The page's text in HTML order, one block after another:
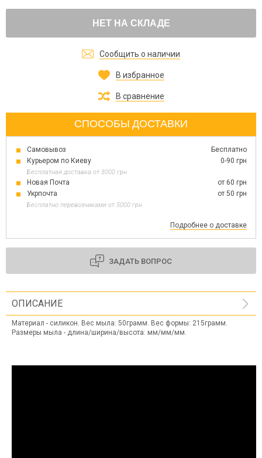
НЕТ НА СКЛАДЕ
Сообщить о наличии
В избранное
В сравнение
СПОСОБЫ ДОСТАВКИ
Самовывоз
Бесплатно
Курьером по Киеву
0-90 грн
Бесплатная доставка от 3000 грн
Новая Почта
от 60 грн
Укрпочта
от 50 грн
Бесплатно перевозчиками от 5000 грн
Подробнее о доставке
ЗАДАТЬ ВОПРОС
ОПИСАНИЕ
Материал - силикон. Вес мыла: 50грамм. Вес формы: 215грамм.
Размеры мыла - длина/ширина/высота: мм/мм/мм.